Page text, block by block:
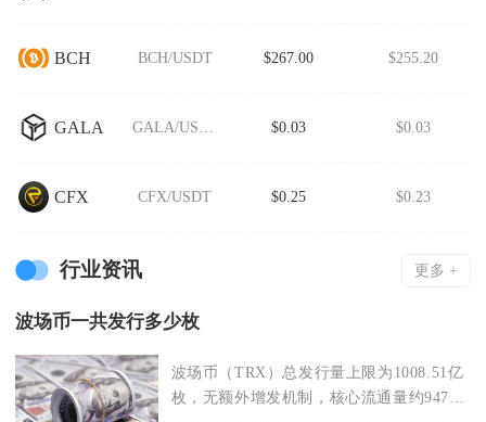
BCH BCH/USDT $267.00 $255.20
GALA GALA/USDT $0.03 $0.03
CFX CFX/USDT $0.25 $0.23
行业资讯 更多 +
波场币一共发行多少枚
波场币（TRX）总发行量上限为1008.51亿
枚，无额外增发机制，核心流通量约947亿